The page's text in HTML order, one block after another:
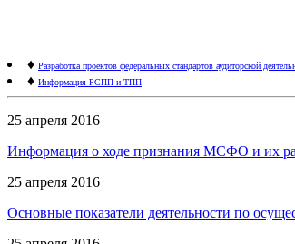
♦ Разработка проектов федеральных стандартов аудиторской
♦ Информация РСПП и ТПП
25 апреля 2016
Информация о ходе признания МСФО и их
25 апреля 2016
Основные показатели деятельности по